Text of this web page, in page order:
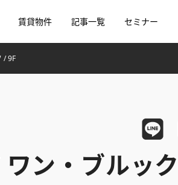
賃貸物件 記事一覧 セミナー
/ 9F
ン・ブルッ